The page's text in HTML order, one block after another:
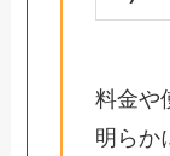
料金や
明らか